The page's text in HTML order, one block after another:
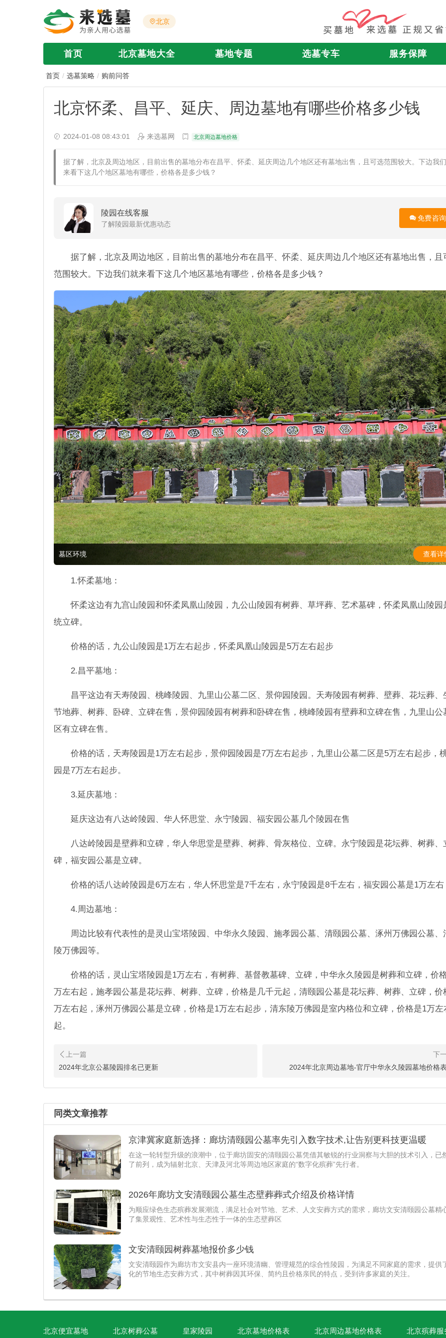
北京
首页 北京墓地大全 墓地专题 选墓专车 服务保障
首页 选墓策略 购前问答
北京怀柔、昌平、延庆、周边墓地有哪些价格多少钱
2024-01-08 08:43:01 来选墓网 北京周边墓地价格
据了解，北京及周边地区，目前出售的墓地分布在昌平、怀柔、延庆周边几个地区还有墓地出售，且可选范围较大。下边我
来看下这几个地区墓地有哪些，价格各是多少钱？
陵园在线客服
了解陵园最新优惠动态
免费咨询
据了解，北京及周边地区，目前出售的墓地分布在昌平、怀柔、延庆周边几个地区还有墓地出售，且
范围较大。下边我们就来看下这几个地区墓地有哪些，价格各是多少钱？
墓区环境 查看详
1.怀柔墓地：
怀柔这边有九宫山陵园和怀柔凤凰山陵园，九公山陵园有树葬、草坪葬、艺术墓碑，怀柔凤凰山陵园
统立碑。
价格的话，九公山陵园是1万左右起步，怀柔凤凰山陵园是5万左右起步
2.昌平墓地 ：
昌平这边有天寿陵园、桃峰陵园、九里山公墓二区、景仰园陵园。天寿陵园有树葬、壁葬、花坛葬、
节地葬、树葬、卧碑、立碑在售，景仰园陵园有树葬和卧碑在售，桃峰陵园有壁葬和立碑在售，九里山公
区有立碑在售。
价格的话，天寿陵园是1万左右起步，景仰园陵园是7万左右起步，九里山公墓二区是5万左右起步，
园是7万左右起步。
3.延庆墓地 ：
延庆这边有八达岭陵园、华人怀思堂、永宁陵园、福安园公墓几个陵园在售
八达岭陵园是壁葬和立碑，华人华思堂是壁葬、树葬、骨灰格位、立碑。永宁陵园是花坛葬、树葬、
碑，福安园公墓是立碑。
价格的话八达岭陵园是6万左右，华人怀思堂是7千左右，永宁陵园是8千左右，福安园公墓是1万左右
4.周边墓地 ：
周边比较有代表性的是灵山宝塔陵园、中华永久陵园、施孝园公墓、清颐园公墓、涿州万佛园公墓、
陵万佛园等。
价格的话，灵山宝塔陵园是1万左右，有树葬、基督教墓碑、立碑，中华永久陵园是树葬和立碑，价
万左右起，施孝园公墓是花坛葬、树葬、立碑，价格是几千元起，清颐园公墓是花坛葬、树葬、立碑，价
万左右起，涿州万佛园公墓是立碑，价格是1万左右起步，清东陵万佛园是室内格位和立碑，价格是1万左
起。
2024年北京公墓陵园排名已更新 2024年北京周边墓地-官厅中华永久陵园墓地价格
同类文章推荐
京津冀家庭新选择：廊坊清颐园公墓率先引入数字技术,让告别更科技更温暖
在这一轮转型升级的浪潮中，位于廊坊固安的清颐园公墓凭借其敏锐的行业洞察与大胆的技术引入，已
了前列，成为辐射北京、天津及河北等周边地区家庭的“数字化殡葬”先行者。
2026年廊坊文安清颐园公墓生态壁葬葬式介绍及价格详情
为顺应绿色生态殡葬发展潮流，满足社会对节地、艺术、人文安葬方式的需求，廊坊文安清颐园公墓精
了集景观性、艺术性与生态性于一体的生态壁葬区
文安清颐园树葬墓地报价多少钱
文安清颐园作为廊坊市文安县内一座环境清幽、管理规范的综合性陵园，为满足不同家庭的需求，提供
化的节地生态安葬方式，其中树葬因其环保、简约且价格亲民的特点，受到许多家庭的关注。
北京便宜墓地 北京树葬公墓 皇家陵园 北京墓地价格表 北京周边墓地价格表 北京殡葬服